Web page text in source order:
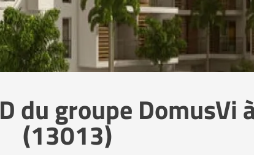
du groupe DomusVi
(13013)